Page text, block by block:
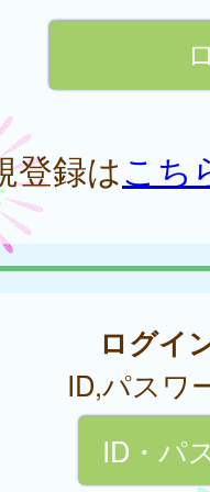
登録はこち
ログイ
ID,パスワ
ID・パ